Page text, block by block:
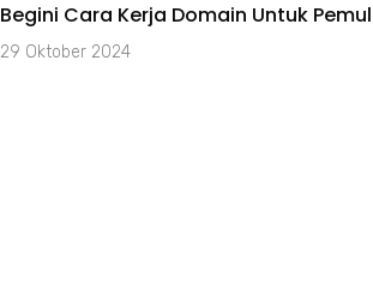
Begini Cara Kerja Domain Untuk
29 Oktober 2024